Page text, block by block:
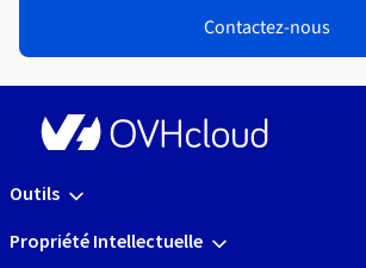
Contactez-nous
Outils
Propriété Intellectuelle